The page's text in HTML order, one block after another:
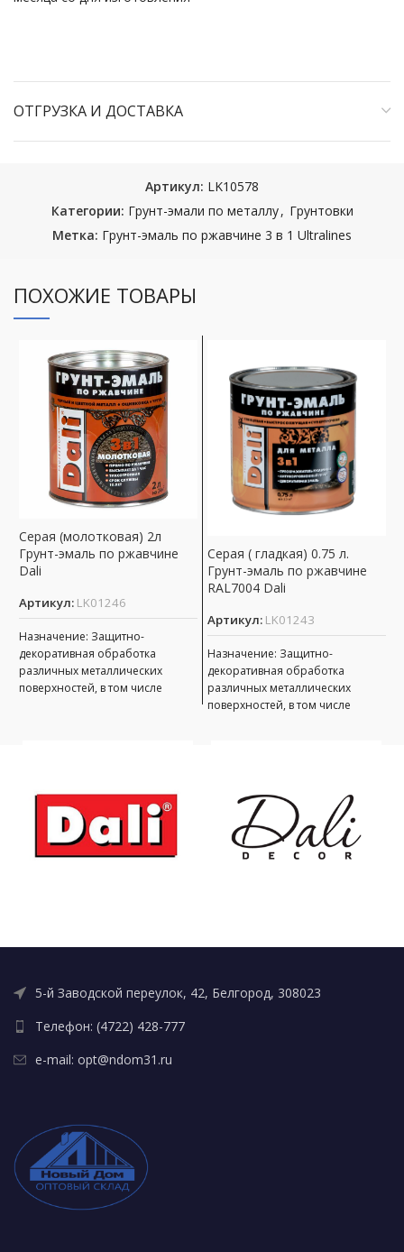
ОТГРУЗКА И ДОСТАВКА
Артикул: LK10578
Категории: Грунт-эмали по металлу, Грунтовки
Метка: Грунт-эмаль по ржавчине 3 в 1 Ultralines
ПОХОЖИЕ ТОВАРЫ
Серая (молотковая) 2л
Грунт-эмаль по ржавчине
Dali
Артикул: LK01246
Назначение: Защитно-
декоративная обработка
различных металлических
поверхностей, в том числе
Серая ( гладкая) 0.75 л.
Грунт-эмаль по ржавчине
RAL7004 Dali
Артикул: LK01243
Назначение: Защитно-
декоративная обработка
различных металлических
поверхностей, в том числе
5-й Заводской переулок, 42, Белгород, 308023
Телефон: (4722) 428-777
e-mail: opt@ndom31.ru